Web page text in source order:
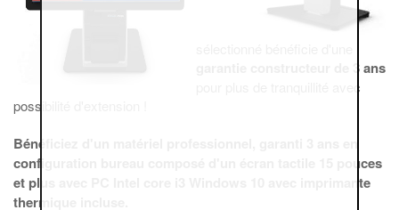
garantie constructeur de 3 ans
pour plus de tranquillité avec
possibilité d'extension !
Bénéficiez d'un matériel professionnel, garanti 3 ans en
configuration bureau composé d'un écran tactile 15 pouces
et plus avec PC Intel core i3 Windows 10 avec imprimante
thermique incluse.